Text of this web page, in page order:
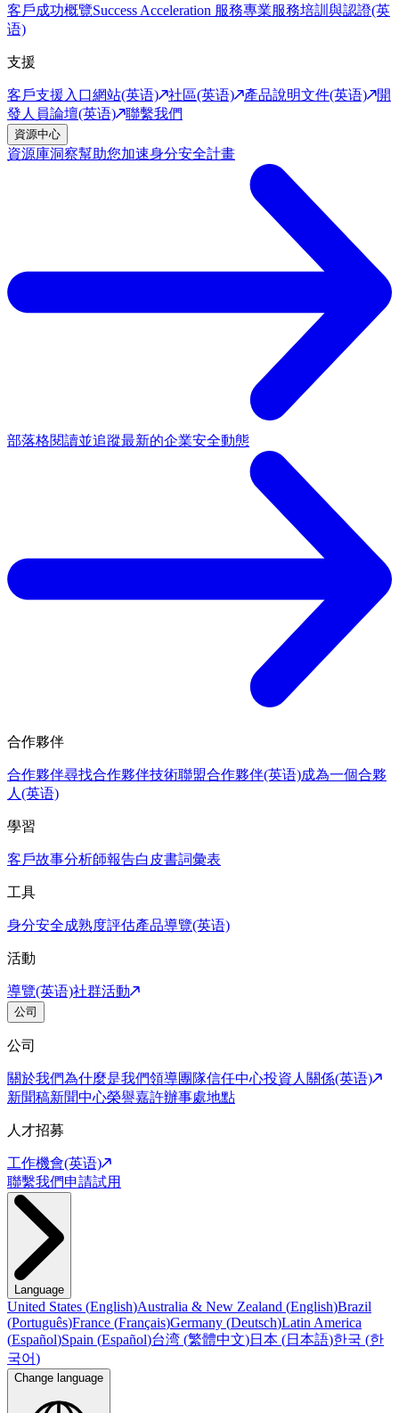
客戶成功概覽Success Acceleration 服務專業服務培訓與認證(英
语)
支援
客戶支援入口網站(英语) 社區(英语) 產品說明文件(英语)
開
發人員論壇(英语)
聯繫我們
資源中心
資源庫洞察幫助您加速身分安全計畫
部落格閱讀並追蹤最新的企業安全動態
合作夥伴
合作夥伴尋找合作夥伴技術聯盟合作夥伴(英语)成為一個合夥
人(英语)
學習
客戶故事分析師報告白皮書詞彙表
工具
身分安全成熟度評估產品導覽(英语)
活動
導覽(英语)社群活動
公司
公司
關於我們為什麼是我們領導團隊信任中心投資人關係(英语)
新聞稿新聞中心榮譽嘉許辦事處地點
人才招募
工作機會(英语)
聯繫我們申請試用
Language
United States (English)Australia & New Zealand (English)Brazil
(Português)France (Français)Germany (Deutsch)Latin America
(Español)Spain (Español)台湾 (繁體中文)日本 (日本語)한국 (한
국어)
Change language